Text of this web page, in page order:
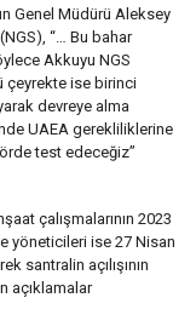
Genel Müdürü Aleksey
“… Bu bahar
Akkuyu NGS
çeyrekte ise birinci
devreye alma
UAEA gerekliliklerine
test edeceğiz”
çalışmalarının 2023
yöneticileri ise 27 Nisan
santralin açılışının
açıklamalar